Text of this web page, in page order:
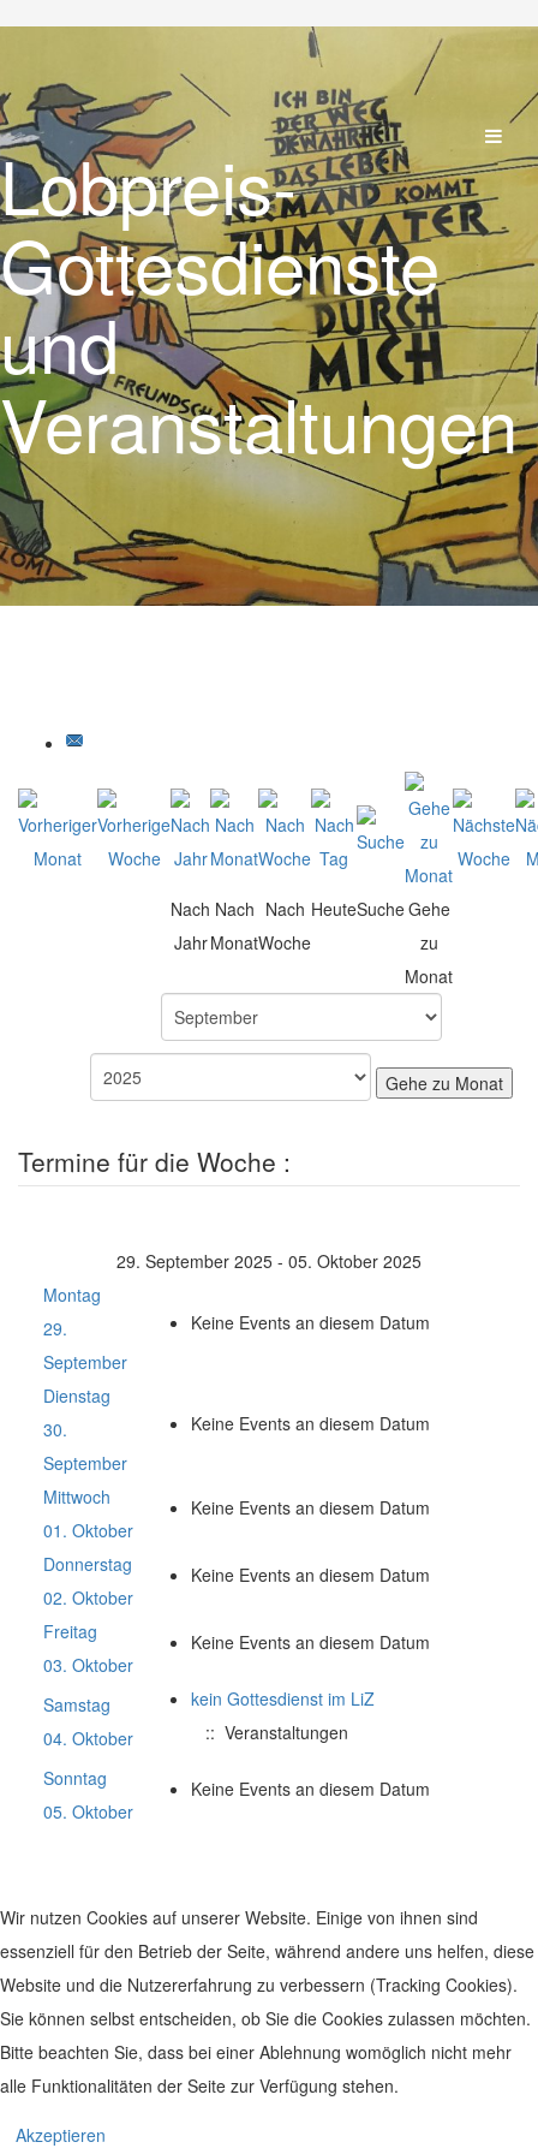
Lobpreis-
Gottesdienste
und
Veranstaltungen
Nach
Jahr
Nach
Monat
Nach
Woche
HeuteSucheGehe
zu
Monat
Gehe zu Monat
Termine für die Woche :
29. September 2025 - 05. Oktober 2025
Montag
29.
September
Keine Events an diesem Datum
Dienstag
30.
September
Keine Events an diesem Datum
Mittwoch
01. Oktober
Keine Events an diesem Datum
Donnerstag
02. Oktober
Keine Events an diesem Datum
Freitag
03. Oktober
Keine Events an diesem Datum
Samstag
04. Oktober
kein Gottesdienst im LiZ
:: Veranstaltungen
Sonntag
05. Oktober
Keine Events an diesem Datum
© 2019 Leben im Zentrum. Realisiert von www.geh-online.eu
Impressum|
Wir nutzen Cookies auf unserer Website. Einige von ihnen sind
essenziell für den Betrieb der Seite, während andere uns helfen, diese
Website und die Nutzererfahrung zu verbessern (Tracking Cookies).
Sie können selbst entscheiden, ob Sie die Cookies zulassen möchten.
Bitte beachten Sie, dass bei einer Ablehnung womöglich nicht mehr
alle Funktionalitäten der Seite zur Verfügung stehen.
Akzeptieren